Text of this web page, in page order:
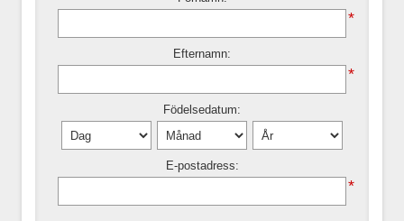
*
Efternamn:
*
Födelsedatum:
E-postadress:
*